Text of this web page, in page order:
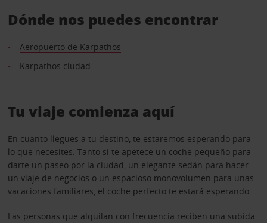
Dónde nos puedes encontrar
Aeropuerto de Karpathos
Karpathos ciudad
Tu viaje comienza aquí
En cuanto llegues a tu destino, te estaremos esperando para
lo que necesites. Tanto si te apetece un coche pequeño para
darte un paseo por la ciudad, un elegante sedán para hacer
un viaje de negocios o un espacioso monovolumen para unas
vacaciones familiares, el coche perfecto te estará esperando.
Las personas que alquilan con frecuencia reciben una subida